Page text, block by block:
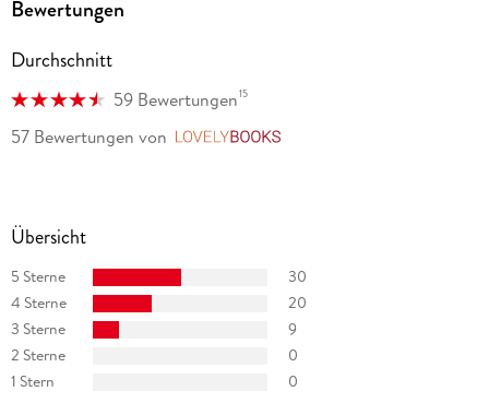
Bewertungen
Durchschnitt
59 Bewertungen15
57 Bewertungen von
Übersicht
5 Sterne
30
4 Sterne
20
3 Sterne
9
2 Sterne
0
1 Stern
0